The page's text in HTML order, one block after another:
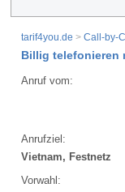
tarif4you.de > Call-by-
Billig telefonieren
Anruf vom:
Anrufziel:
Vietnam, Festnetz
Vorwahl: